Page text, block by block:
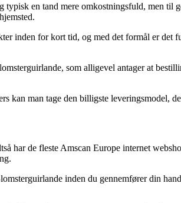
en tand mere omkostningsfuld, men
inden for kort tid, og med det formål er det
som alligevel antager at
kan man tage den billigste leveringsmodel,
har de fleste Amscan Europe internet
inden du gennemfører din